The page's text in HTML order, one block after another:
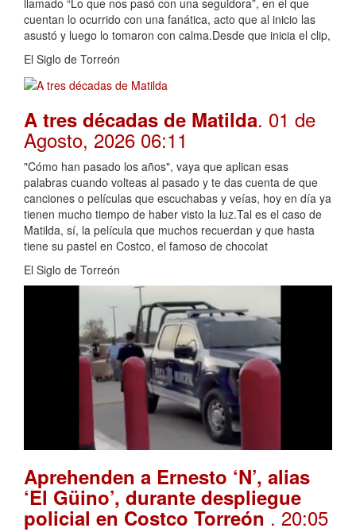
llamado “Lo que nos pasó con una seguidora”, en el que
cuentan lo ocurrido con una fanática, acto que al inicio las
asustó y luego lo tomaron con calma.Desde que inicia el clip,
El Siglo de Torreón
A tres décadas de Matilda. 01 de
Agosto, 2026 06:11
"Cómo han pasado los años", vaya que aplican esas
palabras cuando volteas al pasado y te das cuenta de que
canciones o películas que escuchabas y veías, hoy en día ya
tienen mucho tiempo de haber visto la luz.Tal es el caso de
Matilda, sí, la película que muchos recuerdan y que hasta
tiene su pastel en Costco, el famoso de chocolat
El Siglo de Torreón
Aprehenden a Ernesto ‘N’, alias
‘El Güino’, durante despliegue
policial en Costco Torreón. 20:05